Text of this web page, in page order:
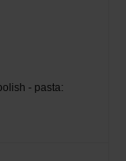
- pasta: